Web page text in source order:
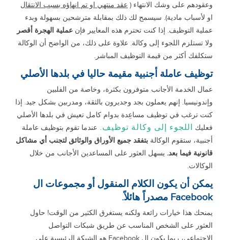
وعقودهم على وشك الانتهاء ( عقد منتهي او تم انهاؤه بسبب الانتقال
او لأسباب مادية). سيسمح لك ذلك بمقابلة مترشحين بسهولة وبدء
عملية التوظيف. إذا كنت تحترم هذه المعايير فإن عملية الهجرة أقصر
ولا تستلزم اللجوء إلى وكالة. علاوة على ذلك، من الواضح أن الوكالة
ستكلفك أكثر من قيمة التوظيف المباشر.
توظيف عاملة أجنبية مقيمة حاليا في بلدها الأصلي
عمال الخدمة الأجانب متوفرون بكثرة، وخاصة من الفلبين
وإندونيسيا. إنهم يعملون بجد وجديرون بالثقة، ومدربين بشكل جيد. إذا
كنت ترغب في توظيف مساعِدة بدوام كامل تعيش في بلدها الأصلي
فعليك اللجوء إلى وكالة توظيف. عندما تقوم بتوظيف عاملة
أجنبية، ستقوم الوكالة بتفقد جميع الأوراق والوثائق لتجنب أي مشاكل
قانونية فيما بعد. يسهل العثور على المساعدين الأجانب من خلال
الوكالات.
يمكن أن يكون الكلام المنقول أو مجموعات ال
Facebook مصدراً هائلاً.
يمنحك هذا خيارات رائعة ولكنه يستغرق الكثير من الوقت! حاول
العثور على الشخص المناسب عن طريق شبكات التواصل